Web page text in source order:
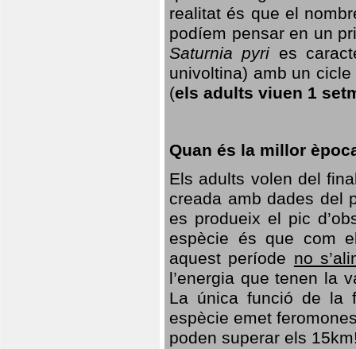
realitat és que el
podíem pensar en un
Saturnia pyri es
univoltina) amb un
(els adults viuen 1
Quan és la millor
Els adults volen del
creada amb dades del
es produeix el pic
espècie és que com
aquest període no
l’energia que tenen la
La única funció de la
espècie emet
poden superar els